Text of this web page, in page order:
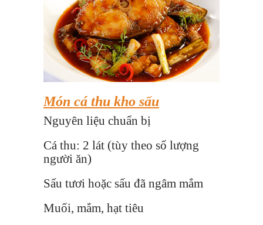
Món cá thu kho sấu
Nguyên liệu chuẩn bị
Cá thu: 2 lát (tùy theo số lượng
người ăn)
Sấu tươi hoặc sấu đã ngâm mắm
Muối, mắm, hạt tiêu